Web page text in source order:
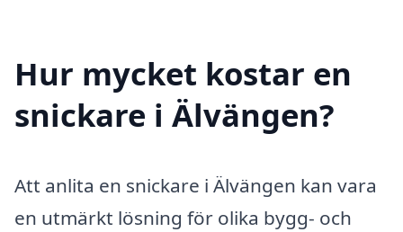
Hur mycket kostar en
snickare i Älvängen?
Att anlita en snickare i Älvängen kan vara
en utmärkt lösning för olika bygg- och